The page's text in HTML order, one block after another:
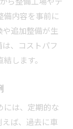
備内容を事前に
追加整備が生
、コストパフ
します。
には、定期的な
ば、過去に車